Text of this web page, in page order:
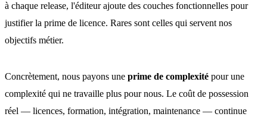
à chaque release, l'éditeur ajoute des couches fonctionnelles pour
justifier la prime de licence. Rares sont celles qui servent nos
objectifs métier.
Concrètement, nous payons une prime de complexité pour une
complexité qui ne travaille plus pour nous. Le coût de possession
réel — licences, formation, intégration, maintenance — continue